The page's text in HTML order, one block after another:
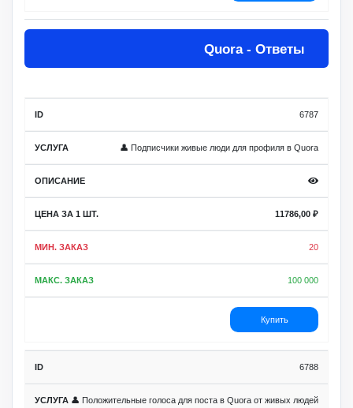
Quora - Ответы
6787
👤 Подписчики живые люди для профиля в Quora
11786,00 ₽
20
100 000
Купить
6788
👤 Положительные голоса для поста в Quora от живых людей